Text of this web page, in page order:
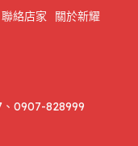
聯絡店家
關於新耀
0907-828999